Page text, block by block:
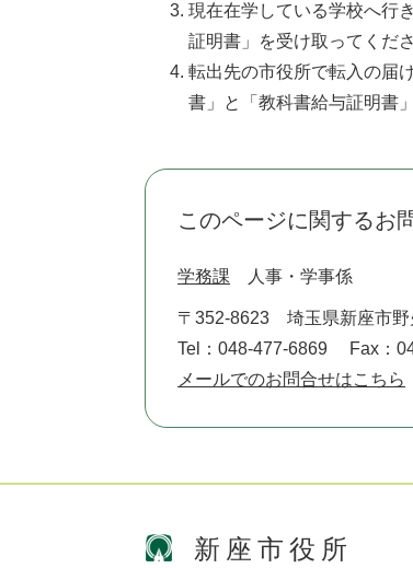
現在在学している学校へ行
証明書」を受け取ってくださ
転出先の市役所で転入の届
書」と「教科書給与証明書
このページに関するお
学務課 人事・学事係
〒352-8623
埼玉県新座市
Tel：048-477-6869
Fax：
メールでのお問合せはこちら
新座市役所